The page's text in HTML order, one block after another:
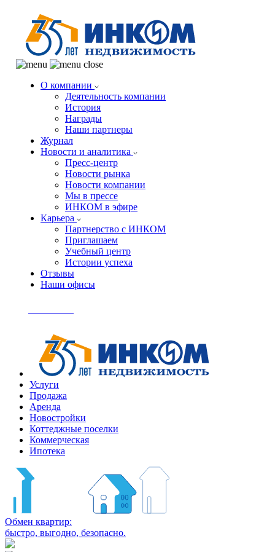
О компании
Деятельность компании
История
Награды
Наши партнеры
Журнал
Новости и аналитика
Пресс-центр
Новости рынка
Новости компании
Мы в прессе
ИНКОМ в эфире
Карьера
Партнерство с ИНКОМ
Приглашаем
Учебный центр
Истории успеха
Отзывы
Наши офисы
Услуги
Продажа
Аренда
Новостройки
Коттеджные поселки
Коммерческая
Ипотека
Обмен квартир:
быстро, выгодно, безопасно.